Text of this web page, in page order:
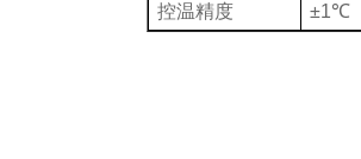
控温精度
±1℃